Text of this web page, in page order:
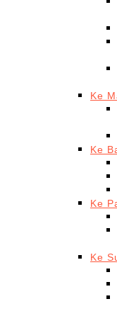
Ke
Ke
Ke
Ke